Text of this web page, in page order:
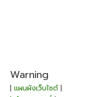
Warning
| แผนผังเว็บไซต์|